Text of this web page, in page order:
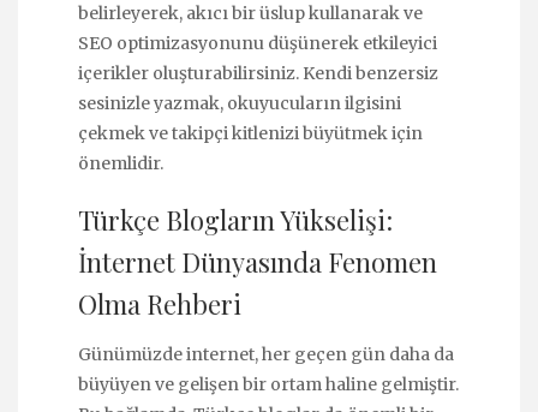
belirleyerek, akıcı bir üslup kullanarak ve
SEO optimizasyonunu düşünerek etkileyici
içerikler oluşturabilirsiniz. Kendi benzersiz
sesinizle yazmak, okuyucuların ilgisini
çekmek ve takipçi kitlenizi büyütmek için
önemlidir.
Türkçe Blogların Yükselişi:
İnternet Dünyasında Fenomen
Olma Rehberi
Günümüzde internet, her geçen gün daha da
büyüyen ve gelişen bir ortam haline gelmiştir.